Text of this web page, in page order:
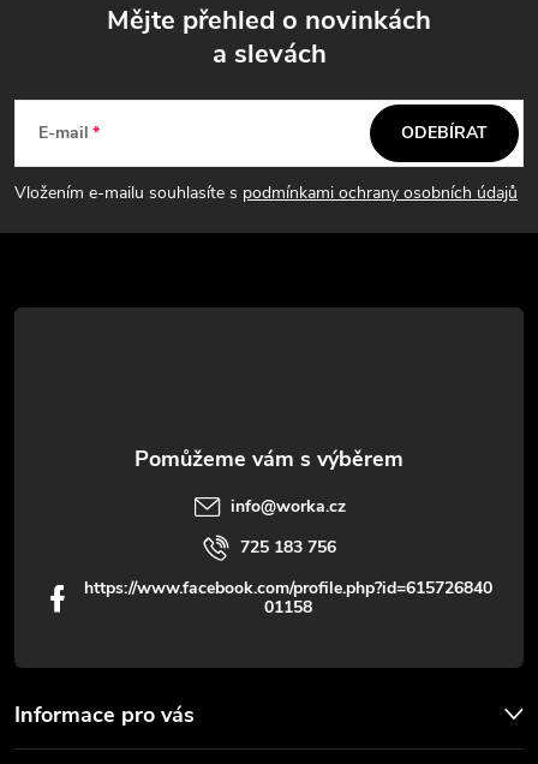
p
a
t
Mějte přehled o novinkách
a slevách
E-mail
Vložením e-mailu souhlasíte s podmínkami ochrany osobních údajů
ODEBÍRAT
Informace pro vás
info@worka.cz
725 183 756
https://www.facebook.com/profile.php?id=615726840
01158